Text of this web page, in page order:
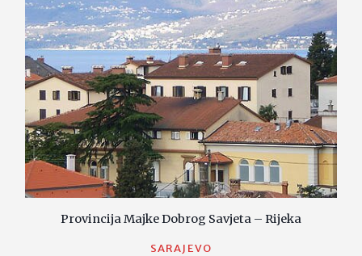
Provincija Majke Dobrog Savjeta – Rijeka
SARAJEVO